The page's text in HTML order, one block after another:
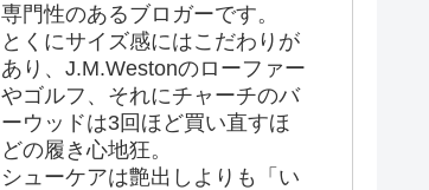
専門性のあるブロガーです。
とくにサイズ感にはこだわりが
あり、J.M.Westonのローファー
やゴルフ、それにチャーチのバ
ーウッドは3回ほど買い直すほ
どの履き心地狂。
シューケアは艶出しよりも「い